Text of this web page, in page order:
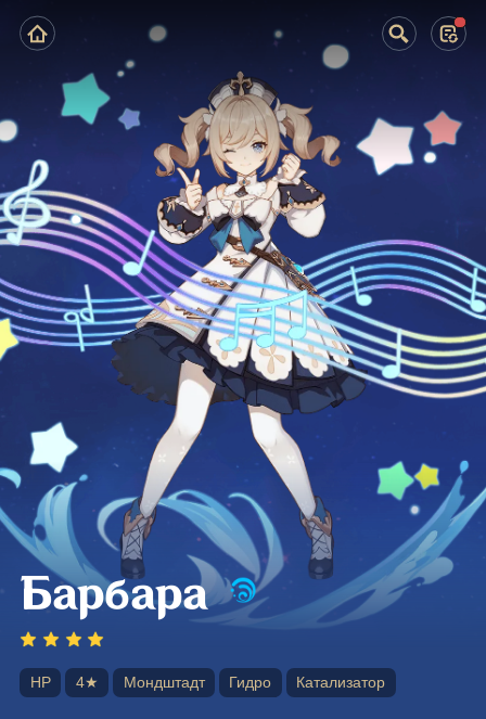
Барбара
HP 4★ Мондштадт Гидро Катализатор